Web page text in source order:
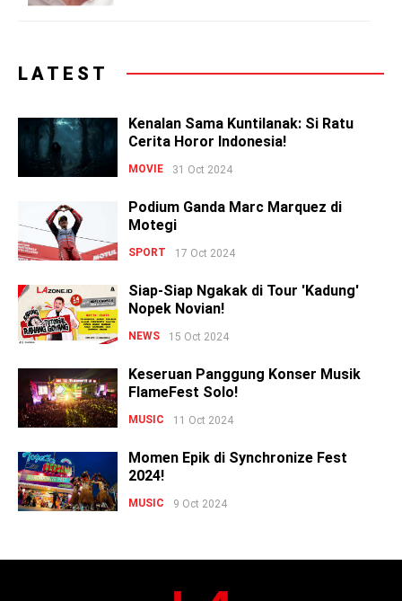
LATEST
Kenalan Sama Kuntilanak: Si Ratu
Cerita Horor Indonesia!
MOVIE 31 Oct 2024
Podium Ganda Marc Marquez di
Motegi
SPORT 17 Oct 2024
Siap-Siap Ngakak di Tour 'Kadung'
Nopek Novian!
NEWS 15 Oct 2024
Keseruan Panggung Konser Musik
FlameFest Solo!
MUSIC 11 Oct 2024
Momen Epik di Synchronize Fest
2024!
MUSIC 9 Oct 2024